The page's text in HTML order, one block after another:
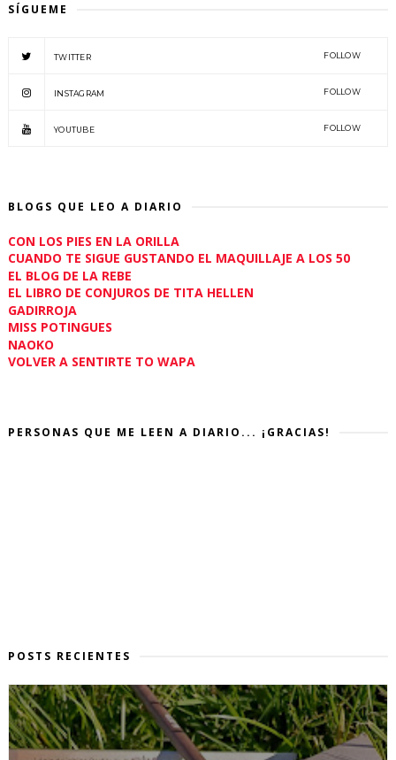
SÍGUEME
TWITTER FOLLOW
INSTAGRAM FOLLOW
YOUTUBE FOLLOW
BLOGS QUE LEO A DIARIO
CON LOS PIES EN LA ORILLA
CUANDO TE SIGUE GUSTANDO EL MAQUILLAJE A LOS 50
EL BLOG DE LA REBE
EL LIBRO DE CONJUROS DE TITA HELLEN
GADIRROJA
MISS POTINGUES
NAOKO
VOLVER A SENTIRTE TO WAPA
PERSONAS QUE ME LEEN A DIARIO... ¡GRACIAS!
POSTS RECIENTES